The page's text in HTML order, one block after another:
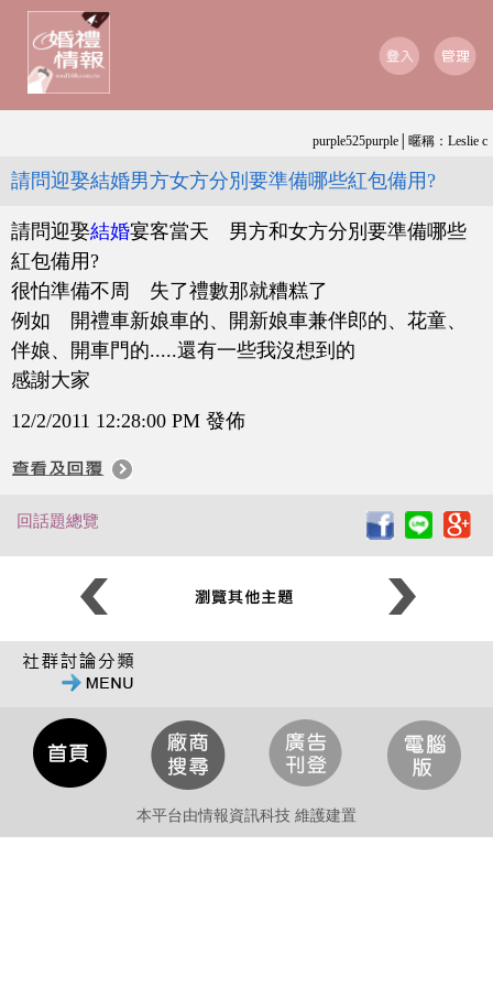
purple525purple│暱稱：Leslie c
請問迎娶結婚男方女方分別要準備哪些紅包備用?
請問迎娶結婚宴客當天 男方和女方分別要準備哪些
紅包備用?
很怕準備不周 失了禮數那就糟糕了
例如 開禮車新娘車的、開新娘車兼伴郎的、花童、
伴娘、開車門的.....還有一些我沒想到的
感謝大家
12/2/2011 12:28:00 PM 發佈
回話題總覽
本平台由情報資訊科技 維護建置